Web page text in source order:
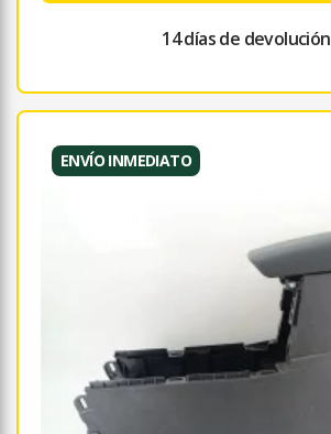
14 días de devolución
ENVÍO INMEDIATO